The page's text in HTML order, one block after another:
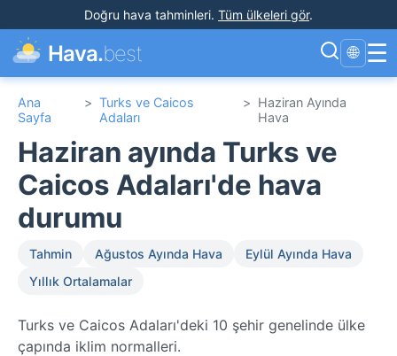
Doğru hava tahminleri. Tüm ülkeleri gör.
Hava.best 🌐 ☰
Ana
Sayfa
> Turks ve Caicos
Adaları
> Haziran Ayında
Hava
Haziran ayında Turks ve
Caicos Adaları'de hava
durumu
Tahmin Ağustos Ayında Hava
Eylül Ayında Hava
Yıllık Ortalamalar
Turks ve Caicos Adaları'deki 10 şehir genelinde ülke
çapında iklim normalleri.